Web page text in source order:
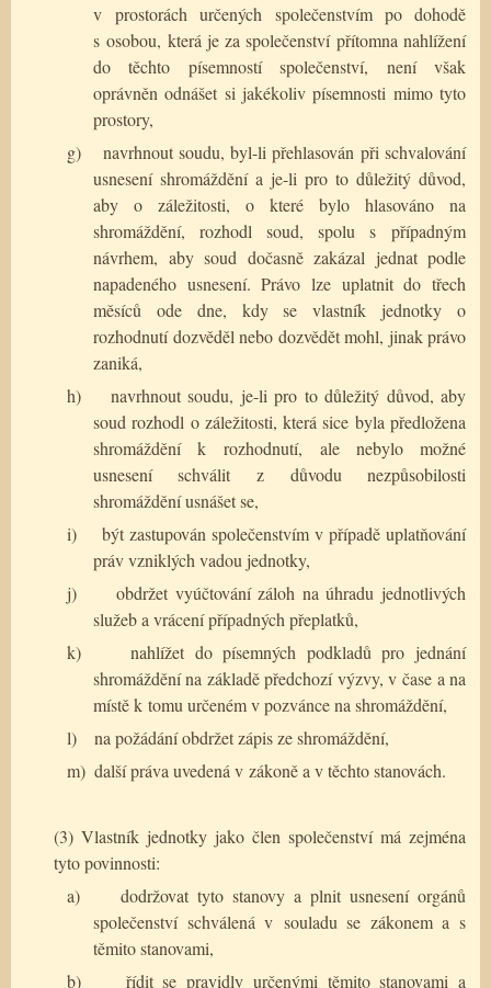
v prostorách určených společenstvím po dohodě
s osobou, která je za společenství přítomna nahlížení
do těchto písemností společenství, není však
oprávněn odnášet si jakékoliv písemnosti mimo tyto
prostory,
g)
navrhnout soudu, byl-li přehlasován při schvalování
usnesení shromáždění a je-li pro to důležitý důvod,
aby o záležitosti, o které bylo hlasováno na
shromáždění, rozhodl soud, spolu s případným
návrhem, aby soud dočasně zakázal jednat podle
napadeného usnesení. Právo lze uplatnit do třech
měsíců ode dne, kdy se vlastník jednotky o
rozhodnutí dozvěděl nebo dozvědět mohl, jinak právo
zaniká,
h)
navrhnout soudu, je-li pro to důležitý důvod, aby
soud rozhodl o záležitosti, která sice byla předložena
shromáždění k rozhodnutí, ale nebylo možné
usnesení schválit z důvodu nezpůsobilosti
shromáždění usnášet se,
i)
být zastupován společenstvím v případě uplatňování
práv vzniklých vadou jednotky,
j)
obdržet vyúčtování záloh na úhradu jednotlivých
služeb a vrácení případných přeplatků,
k)
nahlížet do písemných podkladů pro jednání
shromáždění na základě předchozí výzvy, v čase a na
místě k tomu určeném v pozvánce na shromáždění,
l)
na požádání obdržet zápis ze shromáždění,
m) další práva uvedená v zákoně a v těchto stanovách.
(3) Vlastník jednotky jako člen společenství má zejména
tyto povinnosti:
a)
dodržovat tyto stanovy a plnit usnesení orgánů
společenství schválená v souladu se zákonem a s
těmito stanovami,
b)
řídit se pravidly určenými těmito stanovami a